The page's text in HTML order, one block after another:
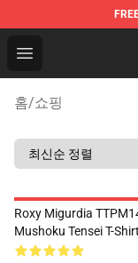
Open menu
Mushoku
홈/쇼핑
Roxy Migurdia
Mushoku Tensei T-